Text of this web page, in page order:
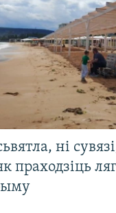
ні
праходзіць